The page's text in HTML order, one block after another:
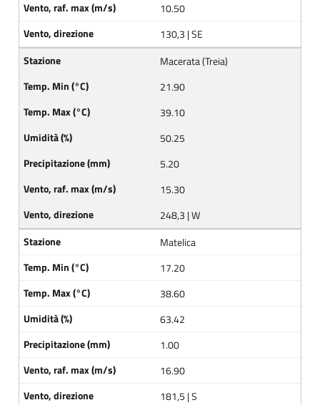
10.50
130,3 | SE
Macerata (Treia)
21.90
39.10
50.25
5.20
15.30
248,3 | W
Matelica
17.20
38.60
63.42
1.00
16.90
181,5 | S